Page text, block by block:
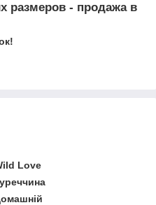
размеров - продажа в
Love